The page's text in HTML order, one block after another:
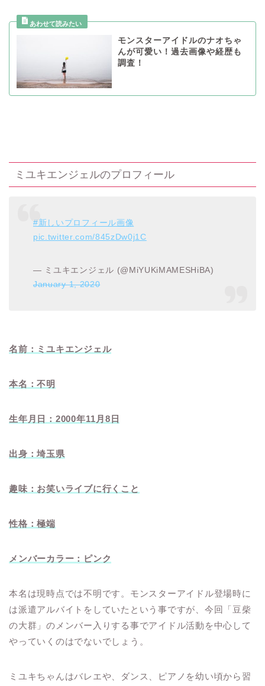
モンスターアイドルのナオちゃ
んが可愛い！過去画像や経歴も
調査！
ミユキエンジェルのプロフィール
#新しいプロフィール画像
pic.twitter.com/845zDw0j1C
— ミユキエンジェル (@MiYUKiMAMESHiBA)
January 1, 2020
名前：ミユキエンジェル
本名：不明
生年月日：2000年11月8日
出身：埼玉県
趣味：お笑いライブに行くこと
性格：極端
メンバーカラー：ピンク
本名は現時点では不明です。モンスターアイドル登場時に
は派遣アルバイトをしていたという事ですが、今回「豆柴
の大群」のメンバー入りする事でアイドル活動を中心して
やっていくのはでないでしょう。
ミユキちゃんはバレエや、ダンス、ピアノを幼い頃から習